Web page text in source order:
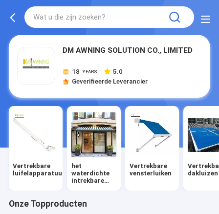
DM AWNING SOLUTION CO., LIMITED
18 YEARS
5.0
Geverifieerde Leverancier
Vertrekbare
luifelapparatuur
het
waterdichte
intrekbare
Vertrekbare
vensterluiken
dakluizen
Onze Topproducten